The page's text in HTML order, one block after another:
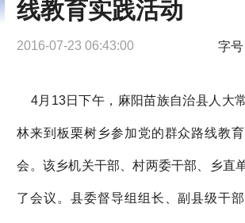
线教育实践活动
2016-07-23 06:43:00 字号
4月13日下午，麻阳苗族自治县人大
林来到板栗树乡参加党的群众路线教
会。该乡机关干部、村两委干部、乡直
了会议。县委督导组组长、副县级干